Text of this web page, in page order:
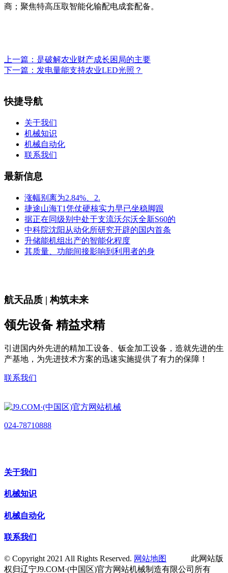
商；聚焦特高压取智能化输配电成套配备。
上一篇： 是破解农业财产成长困局的主要
下一篇： 发电量能支持农业LED光照？
快捷导航
关于我们
机械知识
机械自动化
联系我们
最新信息
涨幅别离为2.84%、2.
捷途山海T1凭仗硬核实力早已坐稳脚跟
据正在同级别中处于支流沃尔沃全新S60的
中科院沈阳从动化所研究开辟的国内首条
升储能机组出产的智能化程度
其质量、功能间接影响到利用者的身
航天品质 | 构筑未来
领先设备 精益求精
引进国内外先进的精加工设备、钣金加工设备，造就先进的生
产基地，为先进技术方案的迅速实施提供了有力的保障！
联系我们
024-78710888
关于我们
机械知识
机械自动化
联系我们
© Copyright 2021 All Rights Reserved. 网站地图
此网站版
权归辽宁J9.COM·(中国区)官方网站机械制造有限公司所有